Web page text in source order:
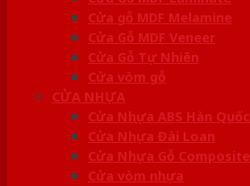
Cửa gỗ MDF Melamine
Cửa Gỗ MDF Veneer
Cửa Gỗ Tự Nhiên
Cửa vòm gỗ
CỬA NHỰA
Cửa Nhựa ABS Hàn Quốc
Cửa Nhựa Đài Loan
Cửa Nhựa Gỗ Composite
Cửa vòm nhựa